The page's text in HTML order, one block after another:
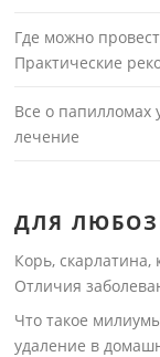
Где можно
Практические
Все о
лечение
ДЛЯ
Корь, скарлатина,
Отличия
Что такое
удаление в